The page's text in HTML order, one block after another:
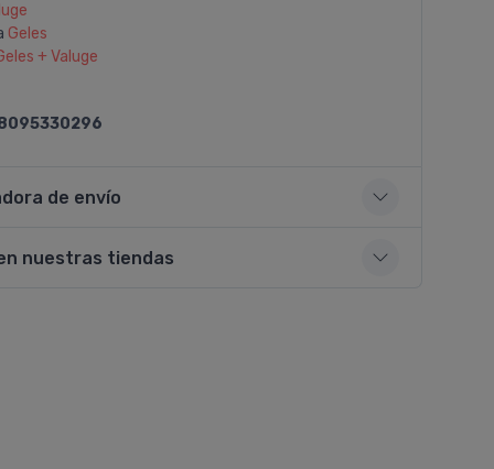
Geles
+ Valuge
de envío
nuestras tiendas